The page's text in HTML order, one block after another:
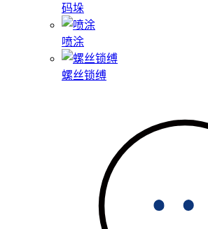
码垛
喷涂
螺丝锁缚